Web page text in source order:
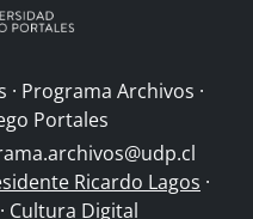
Programa Archivos ·
Portales
Ricardo Lagos ·
· Cultura Digital